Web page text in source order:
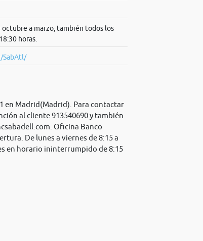
octubre a marzo, también todos los
horas.
SabAtl/
en Madrid(Madrid). Para contactar
al cliente 913540690 y también
. Oficina Banco
De lunes a viernes de 8:15 a
en horario ininterrumpido de 8:15